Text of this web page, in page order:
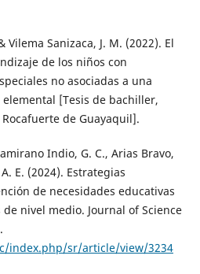
Vilema Sanizaca, J. M. (2022). El
de los niños con
no asociadas a una
[Tesis de bachiller,
de Guayaquil].
Indio, G. C., Arias Bravo,
E. (2024). Estrategias
de necesidades educativas
nivel medio. Journal of Science
index.php/sr/article/view/3234